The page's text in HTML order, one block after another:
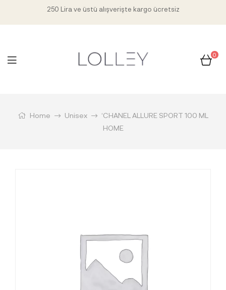
250 Lira ve üstü alışverişte kargo ücretsiz
0
Home Unisex
‘CHANEL ALLURE SPORT 100 ML
HOME